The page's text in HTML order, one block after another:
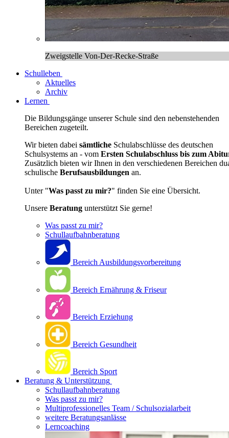
Zweigstelle Von-Der-Recke-Straße
Schulleben
Aktuelles
Archiv
Lernen
Die Bildungsgänge unserer Schule sind den nebenstehenden
Bereichen zugeteilt.
Wir bieten dabei sämtliche Schulabschlüsse des deutschen
Schulsystems an - vom Ersten Schulabschluss bis zum
Zusätzlich bieten wir Ihnen in den verschiedenen Bereichen
schulische Berufsausbildungen an.
Unter "Was passt zu mir?" finden Sie eine Übersicht.
Unsere Beratung unterstützt Sie gerne!
Was passt zu mir?
Schullaufbahnberatung
Bereich Ausbildungsvorbereitung
Bereich Ernährung & Friseur
Bereich Erziehung
Bereich Gesundheit
Bereich Sport
Beratung & Unterstützung
Schullaufbahnberatung
Was passt zu mir?
Multipro­fessionelles Team / Schulsozialarbeit
weitere Beratungsanlässe
Lerncoaching